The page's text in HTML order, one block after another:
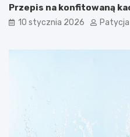
Przepis na konfitowaną
10 stycznia 2026